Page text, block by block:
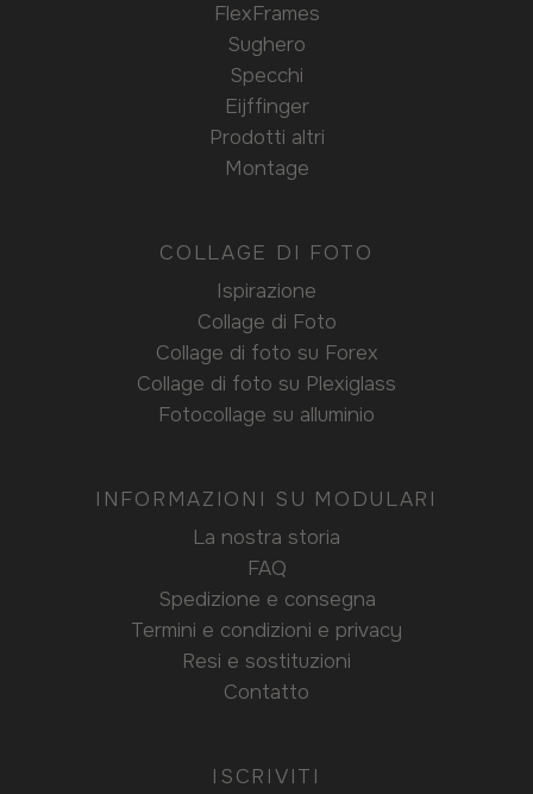
FlexFrames
Sughero
Specchi
Eijffinger
Prodotti altri
Montage
COLLAGE DI FOTO
Ispirazione
Collage di Foto
Collage di foto su Forex
Collage di foto su Plexiglass
Fotocollage su alluminio
INFORMAZIONI SU MODULARI
La nostra storia
FAQ
Spedizione e consegna
Termini e condizioni e privacy
Resi e sostituzioni
Contatto
ISCRIVITI